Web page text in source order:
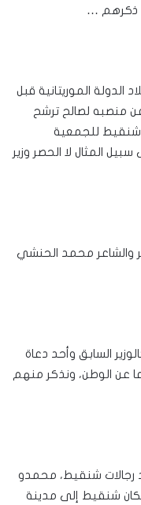
ذكرهم …
الموريتانية قبل
عن منصبه لصالح ترشح
شنقيط للجمعية
المثال لا الحصر وزير
والشاعر محمد الحنشي
السابق وأحد دعاة
عن الوطن، ونذكر منهم
رجالات شنقيط، محمدو
سكان شنقيط إلى مدينة